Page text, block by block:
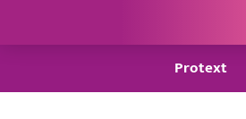
Protext